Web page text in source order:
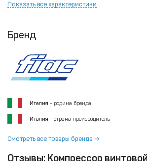
Показать все характеристики
Бренд
Италия - родина бренда
Италия - страна производитель
Смотреть все товары бренда
Отзывы: Компрессор